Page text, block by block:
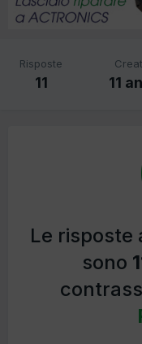
Risposte
11 11
Le risposte
sono